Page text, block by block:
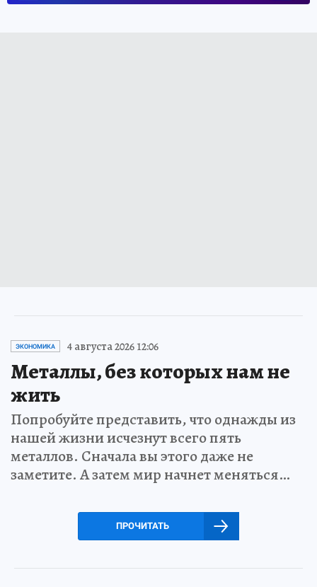
ЭКОНОМИКА 4 августа 2026 12:06
Металлы, без которых нам не
жить
Попробуйте представить, что однажды из
нашей жизни исчезнут всего пять
металлов. Сначала вы этого даже не
заметите. А затем мир начнет меняться…
ПРОЧИТАТЬ